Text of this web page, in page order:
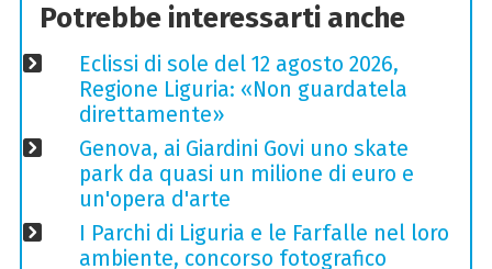
Potrebbe interessarti anche
Eclissi di sole del 12 agosto 2026,
Regione Liguria: «Non guardatela
direttamente»
Genova, ai Giardini Govi uno skate
park da quasi un milione di euro e
un'opera d'arte
I Parchi di Liguria e le Farfalle nel loro
ambiente, concorso fotografico